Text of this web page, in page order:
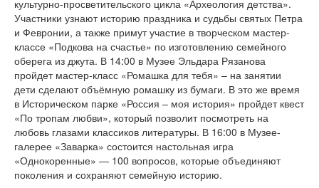
культурно-просветительского цикла «Археология детства».
Участники узнают историю праздника и судьбы святых Петра
и Февронии, а также примут участие в творческом мастер-
классе «Подкова на счастье» по изготовлению семейного
оберега из джута. В 14:00 в Музее Эльдара Рязанова
пройдет мастер-класс «Ромашка для тебя» – на занятии
дети сделают объёмную ромашку из бумаги. В это же время
в Историческом парке «Россия – моя история» пройдет квест
«По тропам любви», который позволит посмотреть на
любовь глазами классиков литературы. В 16:00 в Музее-
галерее «Заварка» состоится настольная игра
«Однокоренные» — 100 вопросов, которые объединяют
поколения и сохраняют семейную историю.